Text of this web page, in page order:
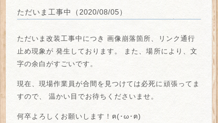
ただいま工事中（2020/08/05）
ただいま改装工事中につき 画像崩落箇所、リンク通行
止め現象が 発生しております。 また、場所により、 文
字の余白がすごいです。
現在、現場作業員が合間を見つけては必死に頑張ってま
すので、
温かい目でお待ちくださいませ。
何卒よろしくお願いします！ฅ(･ω･ฅ)